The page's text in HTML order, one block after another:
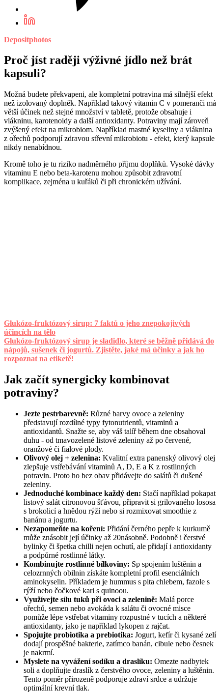
Depositphotos
Proč jíst raději výživné jídlo než brát
kapsuli?
Možná budete překvapeni, ale kompletní potravina má silnější efekt
než izolovaný doplněk. Například takový vitamin C v pomeranči má
větší účinek než stejné množství v tabletě, protože obsahuje i
vlákninu, karotenoidy a další antioxidanty. Potraviny mají zároveň
zvýšený efekt na mikrobiom. Například mastné kyseliny a vláknina
z ořechů podporují zdravou střevní mikrobiotu - efekt, který kapsule
nikdy nenabídnou.
Kromě toho je tu riziko nadměrného příjmu doplňků. Vysoké dávky
vitaminu E nebo beta-karotenu mohou způsobit zdravotní
komplikace, zejména u kuřáků či při chronickém užívání.
Glukózo-fruktózový sirup: 7 faktů o jeho znepokojivých
účincích na tělo
Glukózo-fruktózový sirup je sladidlo, které se běžně přidává do
nápojů, sušenek či jogurtů. Zjistěte, jaké má účinky a jak ho
rozpoznat na etiketě!
Jak začít synergicky kombinovat
potraviny?
Jezte pestrbarevně: Různé barvy ovoce a zeleniny
představují rozdílné typy fytonutrientů, vitaminů a
antioxidantů. Snažte se, aby váš talíř během dne obsahoval
duhu - od tmavozelené listové zeleniny až po červené,
oranžové či fialové plody.
Olivový olej + zelenina: Kvalitní extra panenský olivový olej
zlepšuje vstřebávání vitaminů A, D, E a K z rostlinných
potravin. Proto ho bez obav přidávejte do salátů či dušené
zeleniny.
Jednoduché kombinace každý den: Stačí například pokapat
listový salát citronovou šťávou, připravit si grilovaného lososa
s brokolicí a hnědou rýží nebo si rozmixovat smoothie z
banánu a jogurtu.
Nezapomeňte na koření: Přidání černého pepře k kurkumě
může znásobit její účinky až 20násobně. Podobně i čerstvé
bylinky či špetka chilli nejen ochutí, ale přidají i antioxidanty
a podpůrné rostlinné látky.
Kombinujte rostlinné bílkoviny: Sp spojením luštěnin a
celozrnných obilnin získáte kompletní profil esenciálních
aminokyselin. Příkladem je hummus s pita chlebem, fazole s
rýží nebo čočkové kari s quinoou.
Využívejte sílu tuků při ovoci a zelenině: Malá porce
ořechů, semen nebo avokáda k salátu či ovocné misce
pomůže lépe vstřebat vitaminy rozpustné v tucích a některé
antioxidanty, jako je například lykopen z rajčat.
Spojujte probiotika a prebiotika: Jogurt, kefír či kysané zelí
dodají prospěšné bakterie, zatímco banán, cibule nebo česnek
je nakrmí.
Myslete na vyvážení sodíku a draslíku: Omezte nadbytek
soli a doplňujte draslík z čerstvého ovoce, zeleniny a luštěnin.
Tento poměr přirozeně podporuje zdraví srdce a udržuje
optimální krevní tlak.